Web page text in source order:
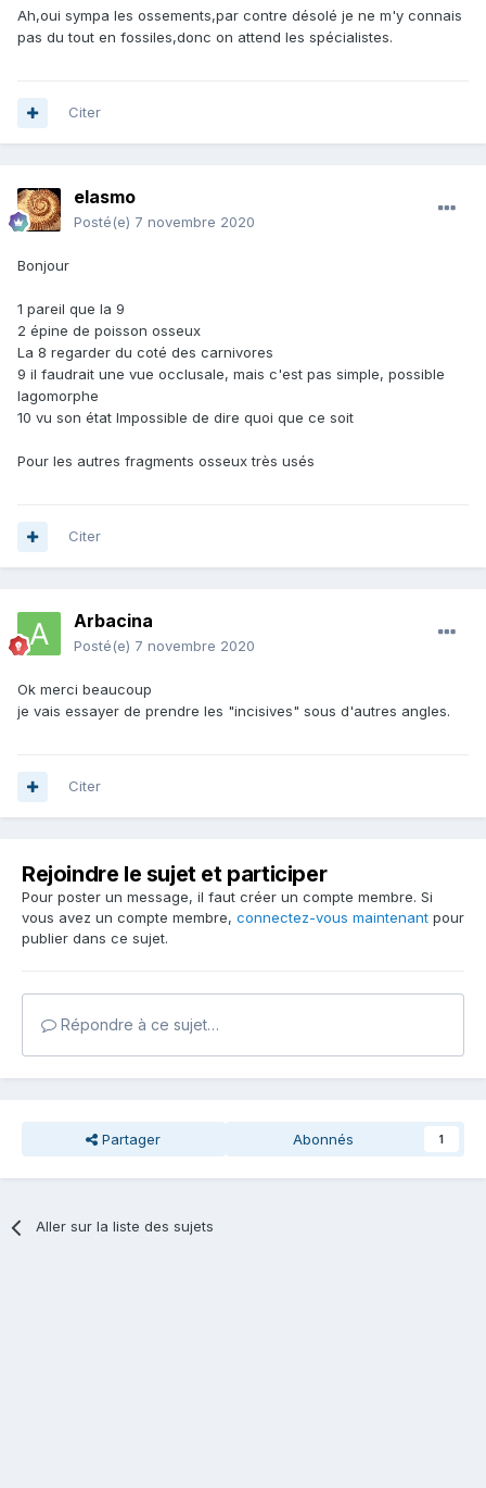
Ah,oui sympa les ossements,par contre désolé je ne m'y connais
pas du tout en fossiles,donc on attend les spécialistes.
Citer
elasmo
Posté(e) 7 novembre 2020
Bonjour
1 pareil que la 9
2 épine de poisson osseux
La 8 regarder du coté des carnivores
9 il faudrait une vue occlusale, mais c'est pas simple, possible
lagomorphe
10 vu son état Impossible de dire quoi que ce soit
Pour les autres fragments osseux très usés
Citer
Arbacina
Posté(e) 7 novembre 2020
Ok merci beaucoup
je vais essayer de prendre les "incisives" sous d'autres angles.
Citer
Rejoindre le sujet et participer
Pour poster un message, il faut créer un compte membre. Si
vous avez un compte membre, connectez-vous maintenant pour
publier dans ce sujet.
Répondre à ce sujet…
Partager Abonnés 1
Aller sur la liste des sujets